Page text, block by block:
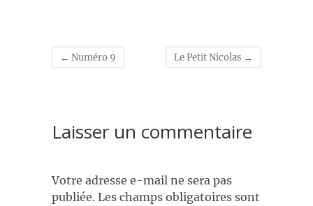
← Numéro 9 Le Petit Nicolas →
Laisser un commentaire
Votre adresse e-mail ne sera pas
publiée. Les champs obligatoires sont